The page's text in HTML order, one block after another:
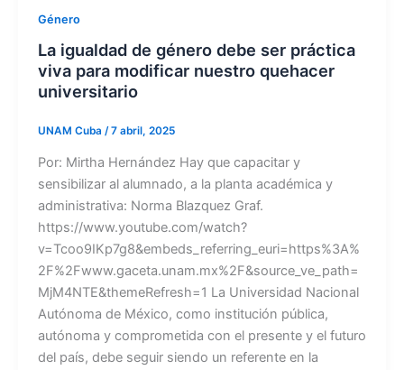
Género
La igualdad de género debe ser práctica
viva para modificar nuestro quehacer
universitario
UNAM Cuba /7 abril, 2025
Por: Mirtha Hernández Hay que capacitar y
sensibilizar al alumnado, a la planta académica y
administrativa: Norma Blazquez Graf.
https://www.youtube.com/watch?
v=Tcoo9IKp7g8&embeds_referring_euri=https%3A%
2F%2Fwww.gaceta.unam.mx%2F&source_ve_path=
MjM4NTE&themeRefresh=1 La Universidad Nacional
Autónoma de México, como institución pública,
autónoma y comprometida con el presente y el futuro
del país, debe seguir siendo un referente en la